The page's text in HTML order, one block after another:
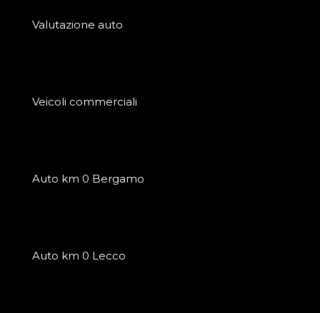
Valutazione auto
Veicoli commerciali
Auto km 0 Bergamo
Auto km 0 Lecco